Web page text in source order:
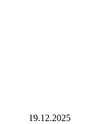
19.12.2025